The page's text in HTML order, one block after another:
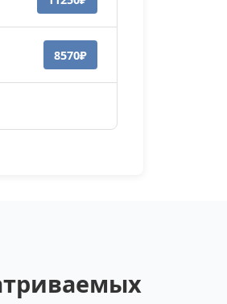
8570₽